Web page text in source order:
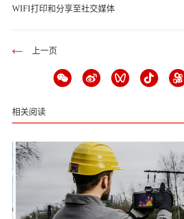
WIFI打印和分享至社交媒体
上一页
相关阅读